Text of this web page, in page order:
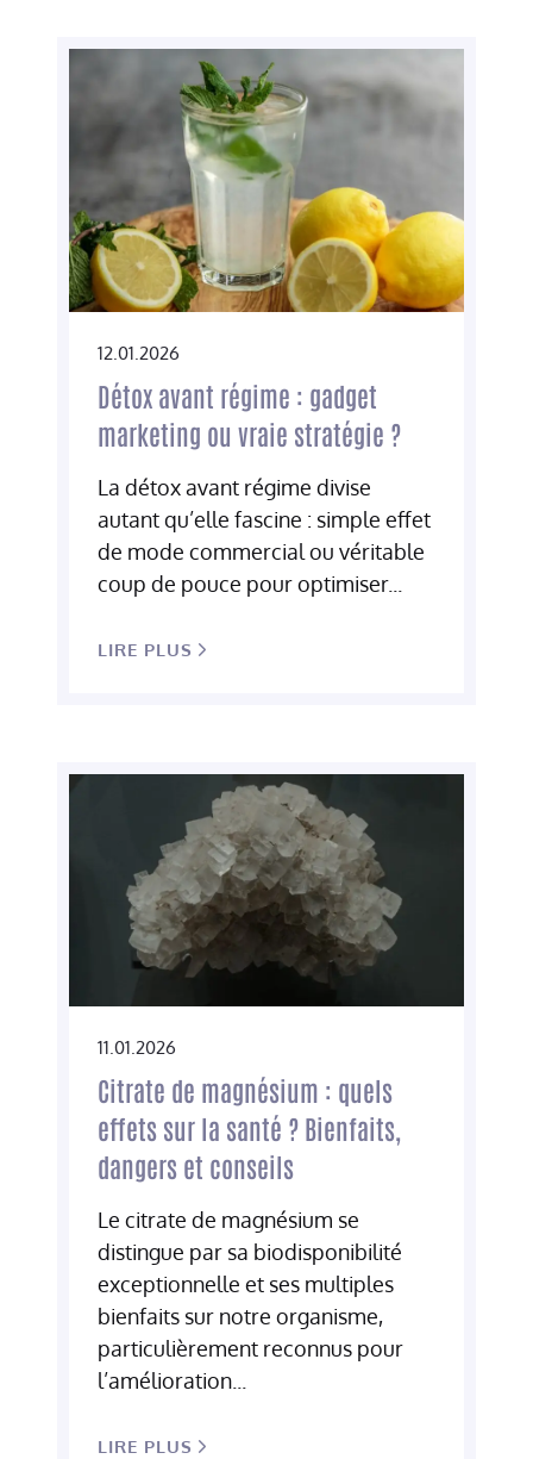
12.01.2026
Détox avant régime : gadget
marketing ou vraie stratégie ?
La détox avant régime divise
autant qu’elle fascine : simple effet
de mode commercial ou véritable
coup de pouce pour optimiser...
LIRE PLUS
11.01.2026
Citrate de magnésium : quels
effets sur la santé ? Bienfaits,
dangers et conseils
Le citrate de magnésium se
distingue par sa biodisponibilité
exceptionnelle et ses multiples
bienfaits sur notre organisme,
particulièrement reconnus pour
l’amélioration...
LIRE PLUS